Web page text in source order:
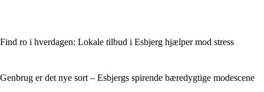
Find ro i hverdagen: Lokale tilbud i Esbjerg hjælper mod stress
Genbrug er det nye sort – Esbjergs spirende bæredygtige modescene